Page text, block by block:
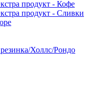
продукт - Кофе
продукт - Сливки
Холлс/Рондо